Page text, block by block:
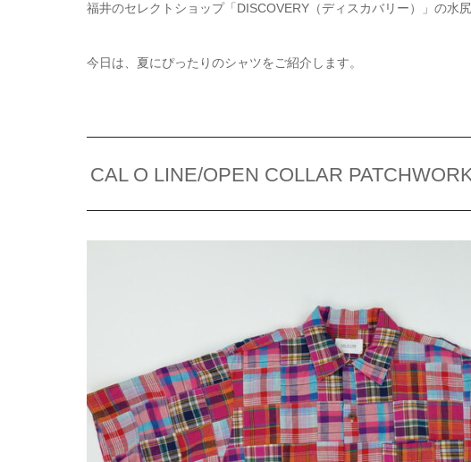
福井のセレクトショップ「DISCOVERY（ディスカバリー）」の水尻
今日は、夏にぴったりのシャツをご紹介します。
CAL O LINE/OPEN COLLAR